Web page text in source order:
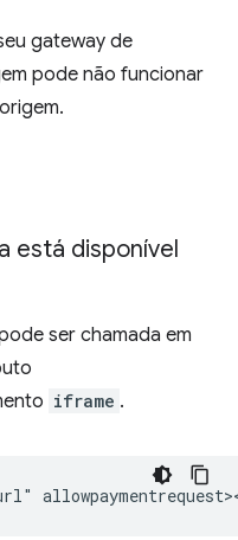
gateway de
pode não funcionar
está disponível
ser chamada em
iframe .